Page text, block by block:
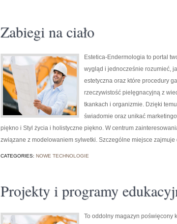
Zabiegi na ciało
Estetica-Endermologia to portal
wygląd i jednocześnie rozumieć,
estetyczna oraz które procedury
rzeczywistość pielęgnacyjną z
tkankach i organizmie. Dzięki
świadomie oraz unikać
piękno i Styl życia i holistyczne piękno. W centrum
związane z modelowaniem sylwetki. Szczególne miejsce
CATEGORIES: NOWE TECHNOLOGIE
Projekty i programy
To oddolny magazyn poświęcony